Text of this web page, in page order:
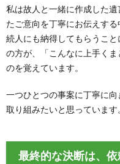
私は故人と一緒に作成した
たご意向を丁寧にお伝えす
続人にも納得してもらうこ
の方が、「こんなに上手く
のを覚えています。
一つひとつの事案に丁寧に
取り組みたいと思っています
最終的な決断は、